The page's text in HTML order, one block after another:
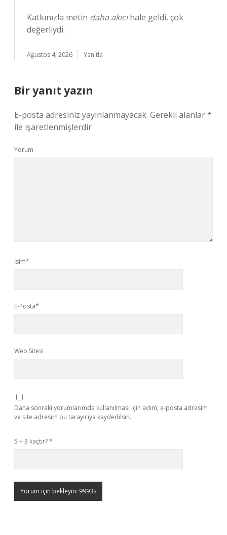
Katkınızla metin daha akıcıhale geldi, çok
değerliydi.
Ağustos 4, 2026 Yanıtla
Bir yanıt yazın
E-posta adresiniz yayınlanmayacak. Gerekli alanlar*
ile işaretlenmişlerdir
Yorum
İsim*
E-Posta*
Web Sitesi
Daha sonraki yorumlarımda kullanılması için adım, e-posta adresim
ve site adresim bu tarayıcıya kaydedilsin.
5 + 3 kaçtır?*